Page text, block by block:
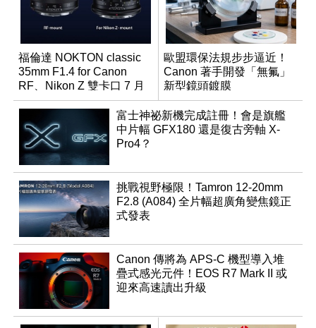
福倫達 NOKTON classic
35mm F1.4 for Canon
RF、Nikon Z 雙卡口 7 月
同步登台
歐盟環保法規步步逼近！
Canon 著手開發「無氟」
新型鏡頭鍍膜
富士神祕新機完成註冊！會是旗艦
中片幅 GFX180 還是復古旁軸 X-
Pro4？
挑戰視野極限！Tamron 12-20mm
F2.8 (A084) 全片幅超廣角變焦鏡正
式發表
Canon 傳將為 APS-C 機型導入堆
疊式感光元件！EOS R7 Mark II 或
迎來高速讀出升級